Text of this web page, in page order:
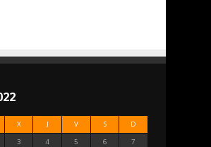
X J V S D
3 4 5 6
7